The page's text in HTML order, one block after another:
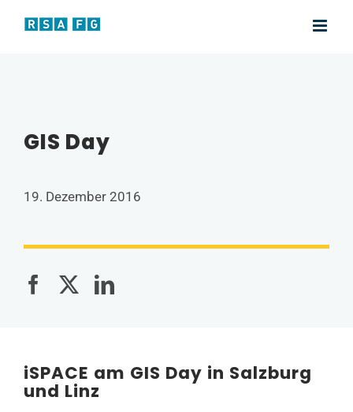
Inhalt
GIS Day
19. Dezember 2016
iSPACE am GIS Day in Salzburg
und Linz